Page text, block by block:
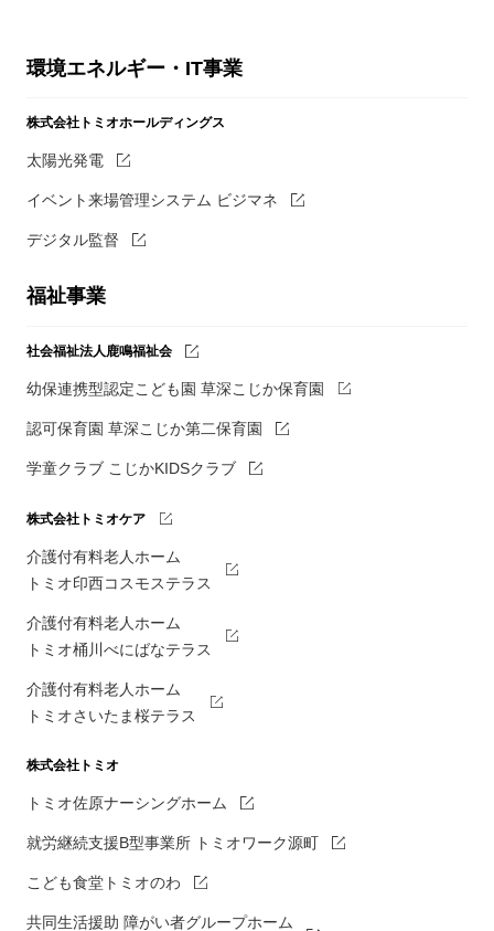
環境エネルギー・IT事業
株式会社トミオホールディングス
太陽光発電
イベント来場管理システム ビジマネ
デジタル監督
福祉事業
社会福祉法人鹿鳴福祉会
幼保連携型認定こども園 草深こじか保育園
認可保育園 草深こじか第二保育園
学童クラブ こじかKIDSクラブ
株式会社トミオケア
介護付有料老人ホーム
トミオ印西コスモステラス
介護付有料老人ホーム
トミオ桶川べにばなテラス
介護付有料老人ホーム
トミオさいたま桜テラス
株式会社トミオ
トミオ佐原ナーシングホーム
就労継続支援B型事業所 トミオワーク源町
こども食堂トミオのわ
共同生活援助 障がい者グループホーム